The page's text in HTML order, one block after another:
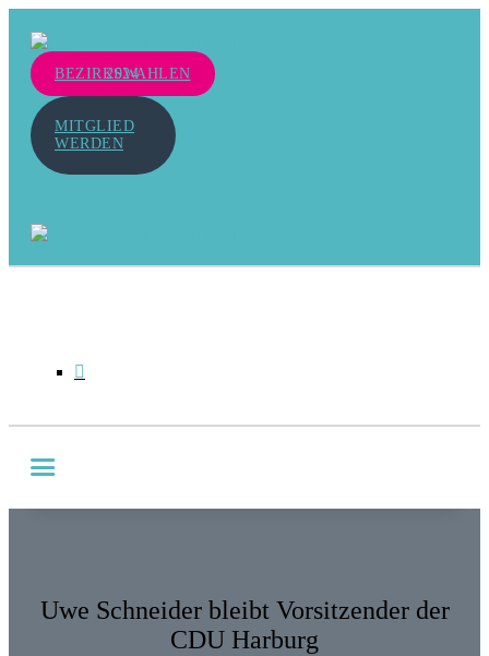
BEZIRKSWAHLEN 2024
MITGLIED
WERDEN
Uwe Schneider bleibt Vorsitzender der
CDU Harburg